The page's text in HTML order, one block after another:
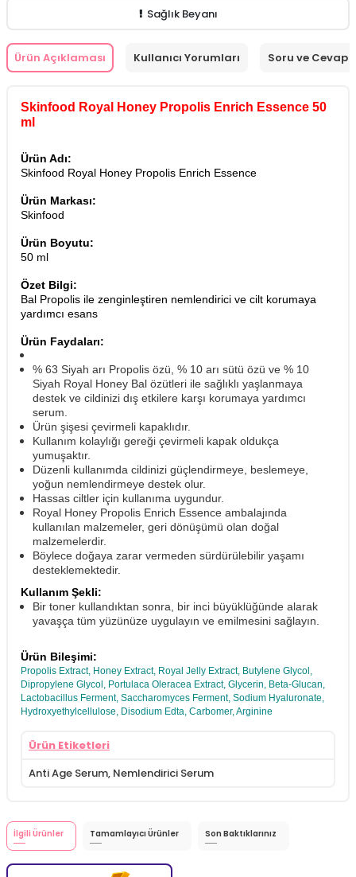
Sağlık Beyanı
Ürün Açıklaması Kullanıcı Yorumları Soru ve Cevap
Skinfood Royal Honey Propolis Enrich Essence 50
ml
Ürün Adı:
Skinfood Royal Honey Propolis Enrich Essence
Ürün Markası:
Skinfood
Ürün Boyutu:
50 ml
Özet Bilgi:
Bal Propolis ile zenginleştiren nemlendirici ve cilt korumaya
yardımcı esans
Ürün Faydaları:
% 63 Siyah arı Propolis özü, % 10 arı sütü özü ve % 10
Siyah Royal Honey Bal özütleri ile sağlıklı yaşlanmaya
destek ve cildinizi dış etkilere karşı korumaya yardımcı
serum.
Ürün şişesi çevirmeli kapaklıdır.
Kullanım kolaylığı gereği çevirmeli kapak oldukça
yumuşaktır.
Düzenli kullanımda cildinizi güçlendirmeye, beslemeye,
yoğun nemlendirmeye destek olur.
Hassas ciltler için kullanıma uygundur.
Royal Honey Propolis Enrich Essence ambalajında
kullanılan malzemeler, geri dönüşümü olan doğal
malzemelerdir.
Böylece doğaya zarar vermeden sürdürülebilir yaşamı
desteklemektedir.
Kullanım Şekli:
Bir toner kullandıktan sonra, bir inci büyüklüğünde alarak
yavaşça tüm yüzünüze uygulayın ve emilmesini sağlayın.
Ürün Bileşimi:
Propolis Extract, Honey Extract, Royal Jelly Extract, Butylene Glycol,
Dipropylene Glycol, Portulaca Oleracea Extract, Glycerin, Beta-Glucan,
Lactobacillus Ferment, Saccharomyces Ferment, Sodium Hyaluronate,
Hydroxyethylcellulose, Disodium Edta, Carbomer, Arginine
Ürün Etiketleri
Anti Age Serum, Nemlendirici Serum
İlgili Ürünler Tamamlayıcı Ürünler Son Baktıklarınız